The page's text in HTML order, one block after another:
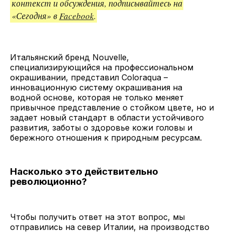
контекст и обсуждения, подписывайтесь на
«Сегодня» вFacebook.
Итальянский бренд Nouvelle,
специализирующийся на профессиональном
окрашивании, представил Coloraqua –
инновационную систему окрашивания на
водной основе, которая не только меняет
привычное представление о стойком цвете, но и
задает новый стандарт в области устойчивого
развития, заботы о здоровье кожи головы и
бережного отношения к природным ресурсам.
Насколько это действительно
революционно?
Чтобы получить ответ на этот вопрос, мы
отправились на север Италии, на производство